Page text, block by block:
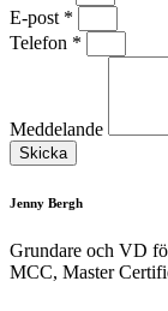
E-post *
Telefon *
Meddelande
Skicka
Jenny Bergh
Grundare och VD
MCC, Master